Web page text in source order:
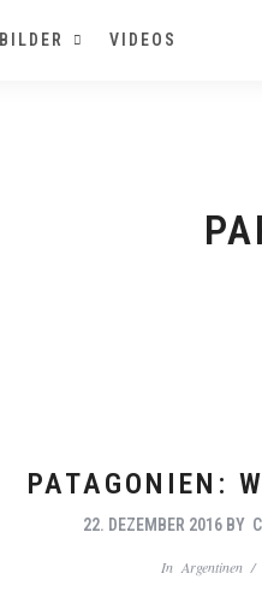
BILDER VIDEOS
PATAGONIEN:
22. DEZEMBER 2016 BY
InArgentinen /